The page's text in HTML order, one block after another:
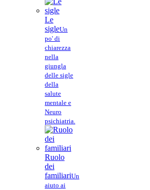
Le
sigleUn
po' di
chiarezza
nella
giungla
delle sigle
della
salute
mentale e
Neuro
psichiatria.
Ruolo
dei
familiariUn
aiuto ai